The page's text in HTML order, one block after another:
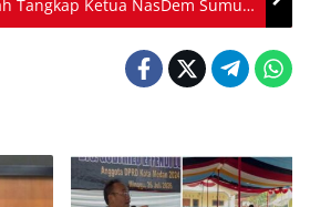
Tangkap Ketua NasDem Sumut